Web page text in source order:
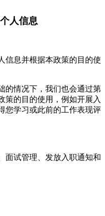
人信息
信息并根据本政策的目的使
的情况下，我们也会通过第
策的目的使用，例如开展入
您学习或此前的工作表现评
面试管理、发放入职通知和